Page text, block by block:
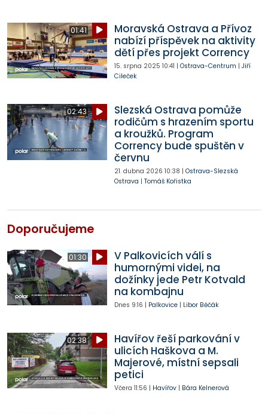
01:41
Moravská Ostrava a Přívoz
nabízí příspěvek na aktivity
dětí přes projekt Corrency
15. srpna 2025 10:41 | Ostrava-Centrum | Jiří
Cileček
02:43
Slezská Ostrava pomůže
rodičům s hrazením sportu
a kroužků. Program
Corrency bude spuštěn v
červnu
21. dubna 2026 10:38 | Ostrava-Slezská
Ostrava | Tomáš Kořistka
Doporučujeme
01:30
V Palkovicích válí s
humornými videi, na
dožínky jede Petr Kotvald
na kombajnu
Dnes 9:16 | Palkovice| Libor Běčák
02:38
Havířov řeší parkování v
ulicích Haškova a M.
Majerové, místní sepsali
petici
Včera 11:56 | Havířov| Bára Kelnerová